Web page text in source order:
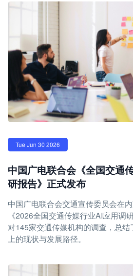
Tue Jun 30 2026
中国广电联合会《全国交通
研报告》正式发布
中国广电联合会交通宣传委员会在
《2026全国交通传媒行业AI应用调
对145家交通传媒机构的调查，总结
上的现状与发展路径。